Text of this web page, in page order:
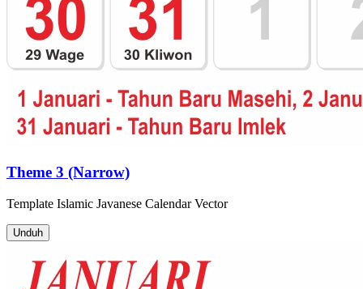
Theme 3 (Narrow)
Template Islamic Javanese CalendarVector
Unduh